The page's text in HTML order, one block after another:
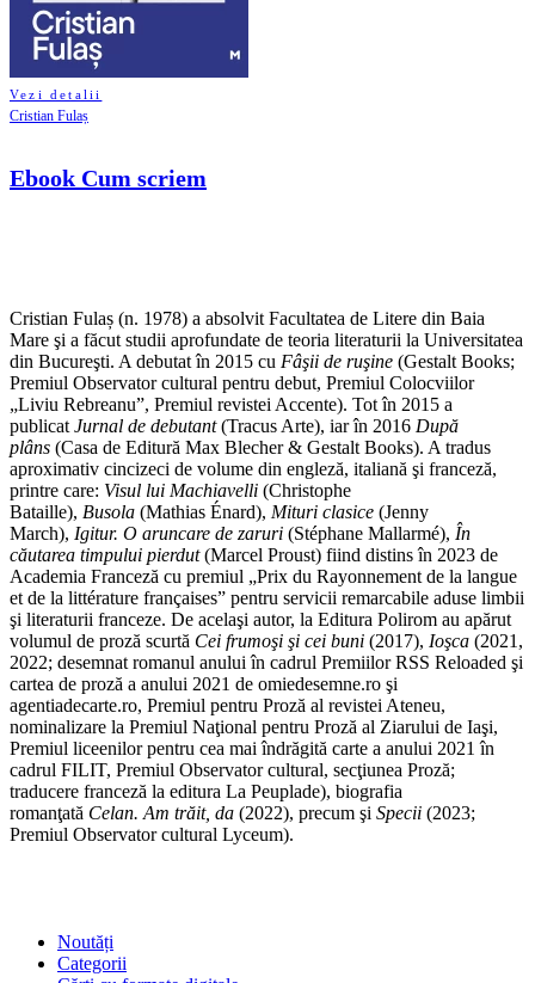
Vezi detalii
Cristian Fulaș
Ebook Cum scriem
Cristian Fulaș (n. 1978) a absolvit Facultatea de Litere din Baia
Mare şi a făcut studii aprofundate de teoria literaturii la Universitatea
din Bucureşti. A debutat în 2015 cu Fâşii de ruşine (Gestalt Books;
Premiul Observator cultural pentru debut, Premiul Colocviilor
„Liviu Rebreanu”, Premiul revistei Accente). Tot în 2015 a
publicat Jurnal de debutant(Tracus Arte), iar în 2016 După
plâns (Casa de Editură Max Blecher & Gestalt Books). A tradus
aproximativ cincizeci de volume din engleză, italiană şi franceză,
printre care: Visul lui Machiavelli (Christophe
Bataille), Busola (Mathias Énard), Mituri clasice (Jenny
March), Igitur. O aruncare de zaruri (Stéphane Mallarmé), În
căutarea timpului pierdut(Marcel Proust) fiind distins în 2023 de
Academia Franceză cu premiul „Prix du Rayonnement de la langue
et de la littérature françaises” pentru servicii remarcabile aduse limbii
şi literaturii franceze. De acelaşi autor, la Editura Polirom au apărut
volumul de proză scurtă Cei frumoşi şi cei buni (2017), Ioşca (2021,
2022; desemnat romanul anului în cadrul Premiilor RSS Reloaded şi
cartea de proză a anului 2021 de omiedesemne.ro şi
agentiadecarte.ro, Premiul pentru Proză al revistei Ateneu,
nominalizare la Premiul Naţional pentru Proză al Ziarului de Iaşi,
Premiul liceenilor pentru cea mai îndrăgită carte a anului 2021 în
cadrul FILIT, Premiul Observator cultural, secţiunea Proză;
traducere franceză la editura La Peuplade), biografia
romanţată Celan. Am trăit, da (2022), precum şi Specii (2023;
Premiul Observator cultural Lyceum).
Noutăți
Categorii